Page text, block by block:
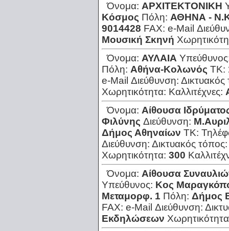
Όνομα: ΑΡΧΙΤΕΚΤΟΝΙΚΗ
Κόσμος Πόλη: ΑΘΗΝΑ -
9014428 FAX: e-Mail
Μουσική Σκηνή
Όνομα: ΑΥΛΑΙΑ
Πόλη: Αθήνα-Κολωνός ΤΚ:
e-Mail Διεύθυνση:
Χωρητικότητα: Καλλιτέχνες:
Όνομα: Αίθουσα
Φιλύνης Διεύθυνση:
Δήμος Αθηναίων ΤΚ:
Διεύθυνση: Δικτυακός
Χωρητικότητα: 300
Όνομα: Αίθουσα
Υπεύθυνος: Κος
Μεταμορφ. 1 Πόλη: Δήμος
FAX: e-Mail Διεύθυνση:
Εκδηλώσεων